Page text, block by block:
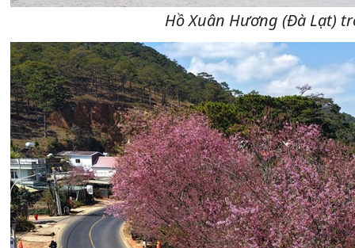
Hồ Xuân Hương (Đà Lạt)